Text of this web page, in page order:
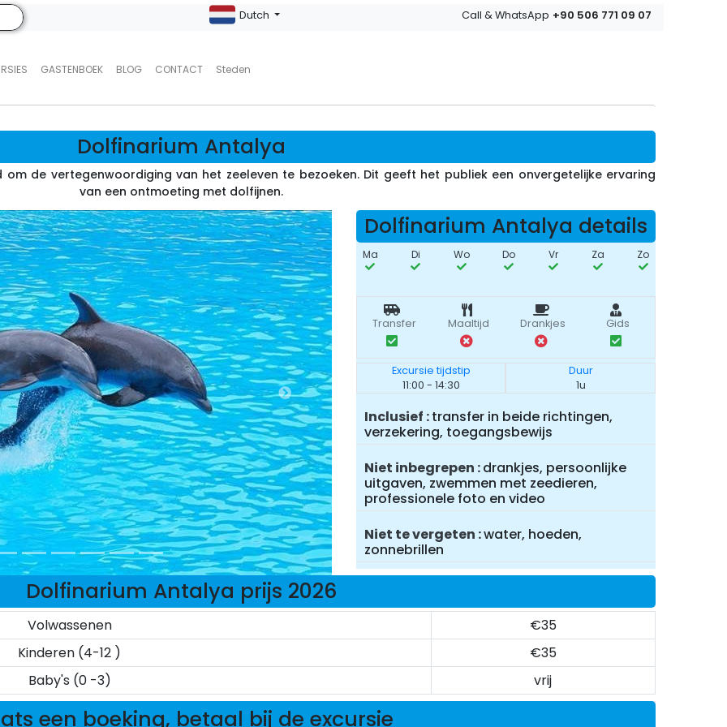
GASTENBOEK BLOG CONTACT Steden
Dutch Call & WhatsApp +90 506 771 09 07
Dolfinarium Antalya
de vertegenwoordiging van het zeeleven te bezoeken. Dit geeft het publiek een onvergetelijke ervaring
van een ontmoeting met dolfijnen.
Dolfinarium Antalya details
Ma Di Wo Do Vr Za Zo
Transfer Maaltijd Drankjes Gids
Excursie tijdstip
11:00 - 14:30
Duur
1u
Inclusief transfer in beide richtingen,
verzekering, toegangsbewijs
Niet inbegrepen drankjes, persoonlijke
uitgaven, zwemmen met zeedieren,
professionele foto en video
Niet te vergeten water, hoeden,
zonnebrillen
Dolfinarium Antalya prijs 2026
Volwassenen
€35
Kinderen (4-12 )
€35
Baby's (0 -3)
vrij
een boeking, betaal bij de excursie